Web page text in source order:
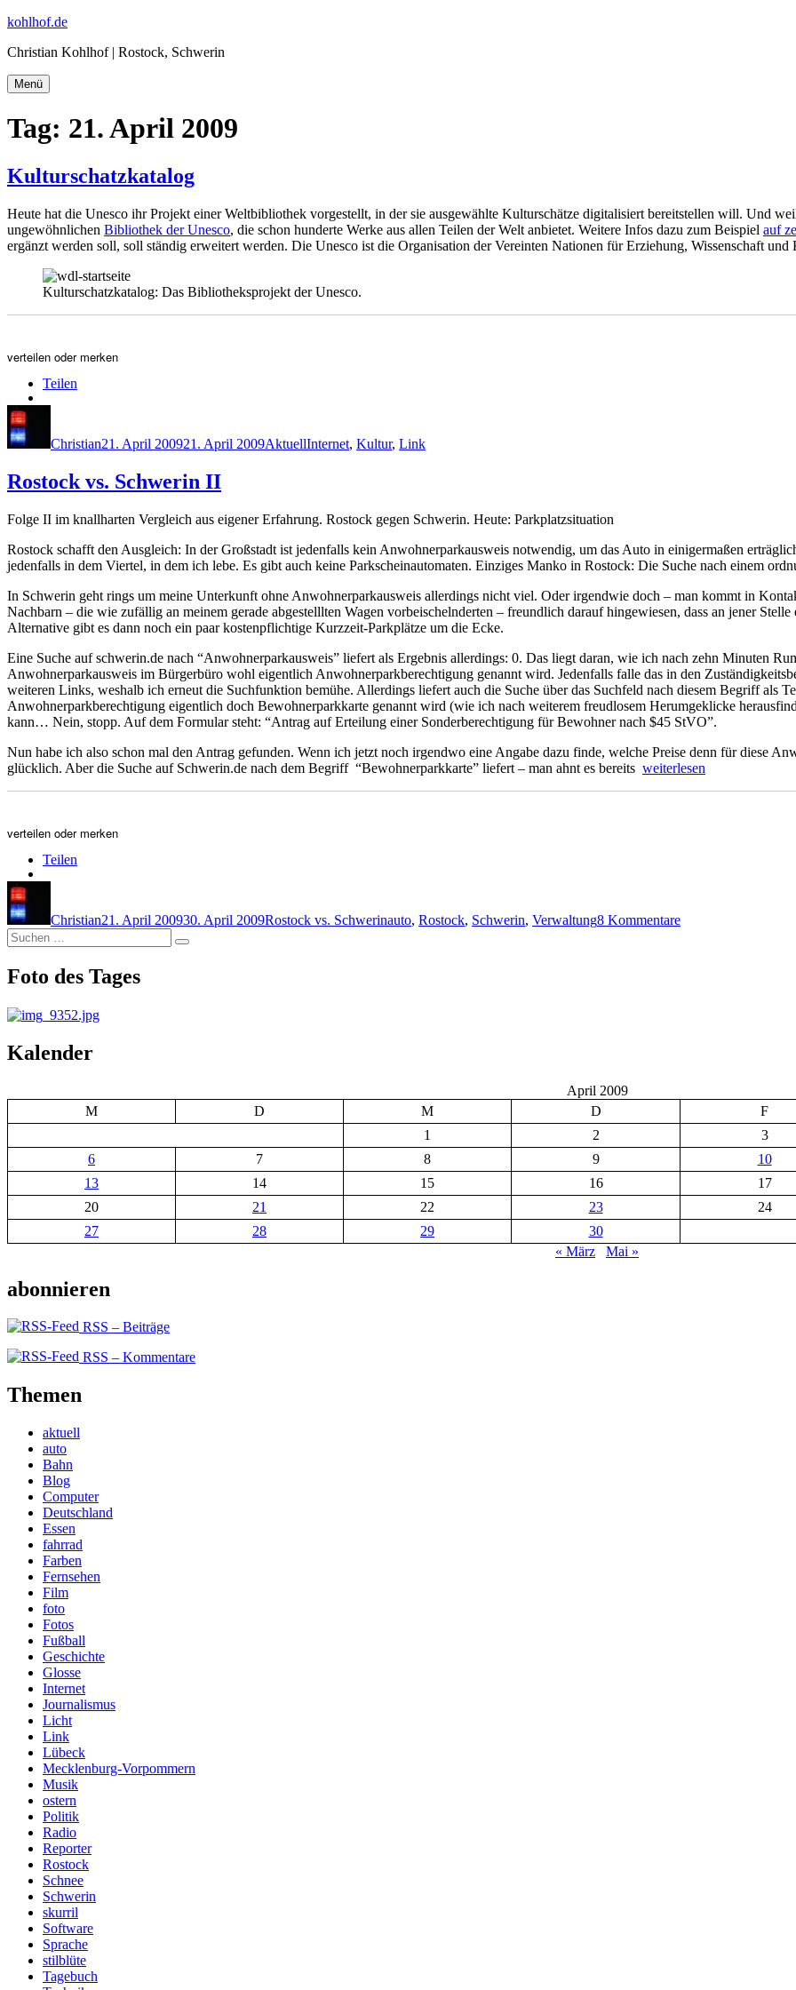
Zum
springen
kohlhof.de
Christian Kohlhof | Rostock, Schwerin
Menü
Tag: 21. April 2009
Kulturschatzkatalog
Heute hat die Unesco ihr Projekt einer Weltbibliothek vorgestellt, in der sie ausgewählte Kulturschätze digitalisiert bereitstellen will. Und
ungewöhnlichen Bibliothek der Unesco, die schon hunderte Werke aus allen Teilen der Welt anbietet. Weitere Infos dazu zum Beispiel auf
ergänzt werden soll, soll ständig erweitert werden. Die Unesco ist die Organisation der Vereinten Nationen für Erziehung, Wissenschaft und
Kulturschatzkatalog: Das Bibliotheksprojekt der Unesco.
verteilen oder merken
Teilen
Christian21. April 200921. April 2009AktuellInternet, Kultur, Link
Rostock vs. Schwerin II
Folge II im knallharten Vergleich aus eigener Erfahrung. Rostock gegen Schwerin. Heute: Parkplatzsituation
Rostock schafft den Ausgleich: In der Großstadt ist jedenfalls kein Anwohnerparkausweis notwendig, um das Auto in einigermaßen
jedenfalls in dem Viertel, in dem ich lebe. Es gibt auch keine Parkscheinautomaten. Einziges Manko in Rostock: Die Suche nach einem
In Schwerin geht rings um meine Unterkunft ohne Anwohnerparkausweis allerdings nicht viel. Oder irgendwie doch – man kommt in
Nachbarn – die wie zufällig an meinem gerade abgestelllten Wagen vorbeischelnderten – freundlich darauf hingewiesen, dass an jener
Alternative gibt es dann noch ein paar kostenpflichtige Kurzzeit-Parkplätze um die Ecke.
Eine Suche auf schwerin.de nach “Anwohnerparkausweis” liefert als Ergebnis allerdings: 0. Das liegt daran, wie ich nach zehn Minuten
Anwohnerparkausweis im Bürgerbüro wohl eigentlich Anwohnerparkberechtigung genannt wird. Jedenfalls falle das in den
weiteren Links, weshalb ich erneut die Suchfunktion bemühe. Allerdings liefert auch die Suche über das Suchfeld nach diesem Begriff als
Anwohnerparkberechtigung eigentlich doch Bewohnerparkkarte genannt wird (wie ich nach weiterem freudlosem Herumgeklicke
kann… Nein, stopp. Auf dem Formular steht: “Antrag auf Erteilung einer Sonderberechtigung für Bewohner nach $45 StVO”.
Nun habe ich also schon mal den Antrag gefunden. Wenn ich jetzt noch irgendwo eine Angabe dazu finde, welche Preise denn für diese
glücklich. Aber die Suche auf Schwerin.de nach dem Begriff “Bewohnerparkkarte” liefert – man ahnt es bereits „Rostock
weiterlesen
verteilen oder merken
Teilen
Christian21. April 200930. April 2009Rostock vs. Schwerinauto, Rostock, Schwerin, Verwaltung8 Kommentarevs.
Suchen
nach:
Suchen
Foto des Tages
Kalender
April 2009
M
D M D
F
1
2
3
6
7 8 9
10
13
14 15 16
17
20
21 22 23
24
27
28 29
30
« März
Mai »
abonnieren
RSS – Beiträge
RSS – Kommentare
Themen
aktuell
auto
Bahn
Blog
Computer
Deutschland
Essen
fahrrad
Farben
Fernsehen
Film
foto
Fotos
Fußball
Geschichte
Glosse
Internet
Journalismus
Licht
Link
Lübeck
Mecklenburg-Vorpommern
Musik
ostern
Politik
Radio
Reporter
Rostock
Schnee
Schwerin
skurril
Software
Sprache
stilblüte
Tagebuch